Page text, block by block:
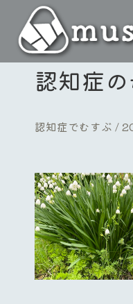
認知症
認知症でむすぶ